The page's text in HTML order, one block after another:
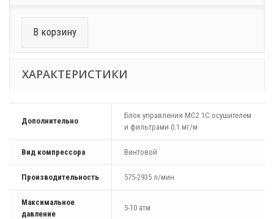
В корзину
ХАРАКТЕРИСТИКИ
Дополнительно
Блок управления MC2 1С осушителем
и фильтрами 0.1 мг/м
Вид компрессора Винтовой
Производительность 575-2935 л/мин
Максимальное
давление
5-10 атм